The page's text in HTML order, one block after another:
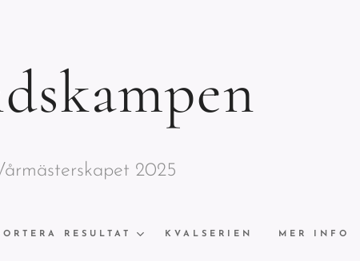
2025
RESULTAT KVALSERIEN MER INFO